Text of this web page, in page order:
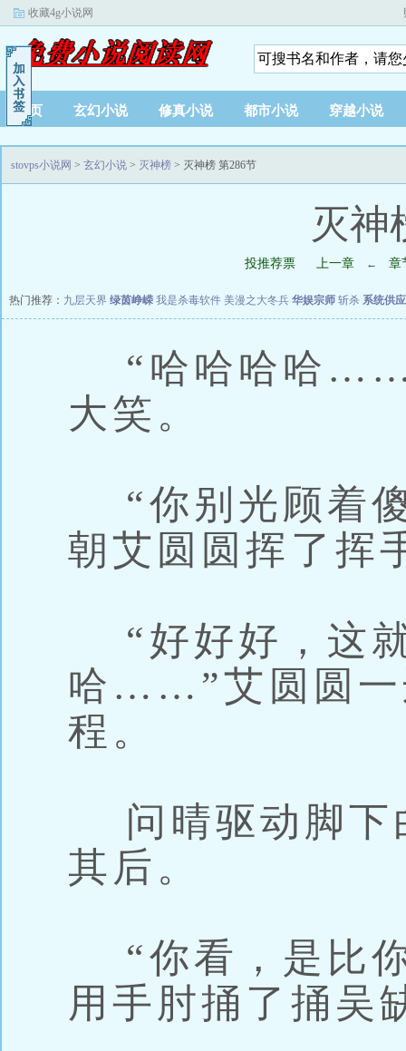
收藏4g小说网
首页 玄幻小说 修真小说 都市小说 穿越小说
stovps小说网 > 玄幻小说 > 灭神榜 > 灭神榜 第286节
灭神
投推荐票 上一章 ← 章
热门推荐： 九层天界 绿茵峥嵘 我是杀毒软件 美漫之大冬兵 华娱宗师 斩杀 系统供
“哈哈哈哈
大笑。
“你别光顾着
朝艾圆圆挥了挥
“好好好，这
哈……”艾圆圆一
程。
问晴驱动脚下
其后。
“你看，是比
用手肘捅了捅吴